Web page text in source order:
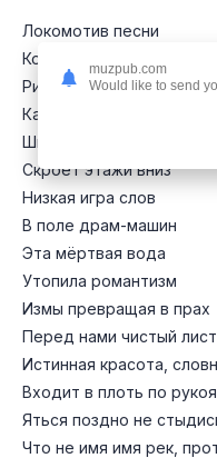
Локомотив песни
Колёсами искрит
Ритм этой самой песни
Как проволокой сшит
Шитый, крытый ДНК
Скроет этажи вниз
Низкая игра слов
В поле драм-машин
Эта мёртвая вода
Утопила романтизм
Измы превращая в прах
Перед нами чистый лист
Истинная красота,
Входит в плоть по
Яться поздно не
Что не имя имя рек,
muzpub.com
Would like to send